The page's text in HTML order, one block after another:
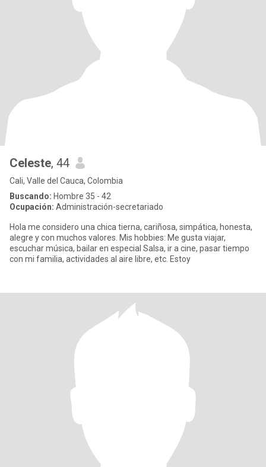
Celeste, 44
Cali, Valle del Cauca, Colombia
Buscando: Hombre 35 - 42
Ocupación: Administración-secretariado
Hola me considero una chica tierna, cariñosa, simpática, honesta,
alegre y con muchos valores. Mis hobbies: Me gusta viajar,
escuchar música, bailar en especial Salsa, ir a cine, pasar tiempo
con mi familia, actividades al aire libre, etc. Estoy